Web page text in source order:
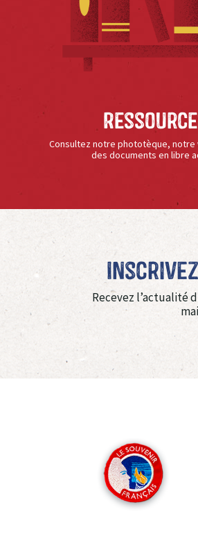
Consultez notre phototèque,
des documents en libre
Recevez l’actualité